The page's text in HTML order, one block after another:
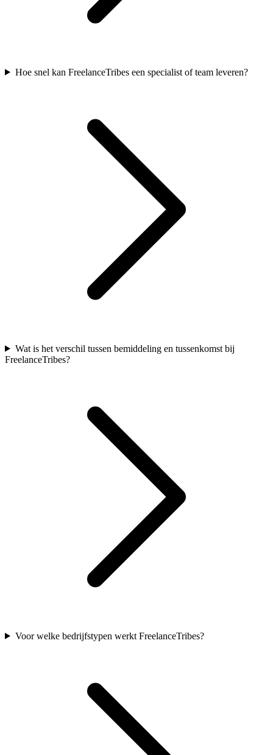
Hoe snel kan FreelanceTribes een specialist of team leveren?
Wat is het verschil tussen bemiddeling en tussenkomst bij
FreelanceTribes?
Voor welke bedrijfstypen werkt FreelanceTribes?